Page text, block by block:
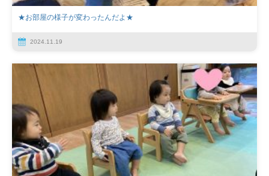
★お部屋の様子が変わったんだよ★
2024.11.19